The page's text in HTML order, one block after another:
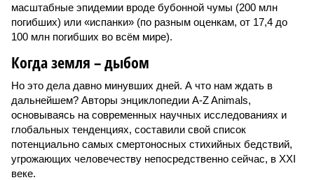
масштабные эпидемии вроде бубонной чумы (200 млн
погибших) или «испанки» (по разным оценкам, от 17,4 до
100 млн погибших во всём мире).
Когда земля – дыбом
Но это дела давно минувших дней. А что нам ждать в
дальнейшем? Авторы энциклопедии A-Z Animals,
основываясь на современных научных исследованиях и
глобальных тенденциях, составили свой список
потенциально самых смертоносных стихийных бедствий,
угрожающих человечеству непосредственно сейчас, в XXI
веке.